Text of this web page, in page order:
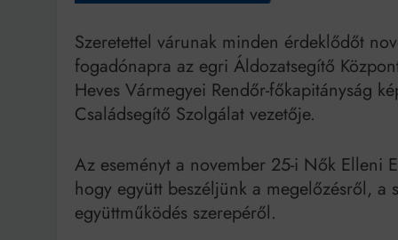
Szeretettel várunak minden érdeklődőt
fogadónapra az egri Áldozatsegítő
Heves Vármegyei Rendőr-főkapitányság
Családsegítő Szolgálat vezetője.
Az eseményt a november 25-i Nők Elleni
hogy együtt beszéljünk a megelőzésről, a
együttműködés szerepéről.